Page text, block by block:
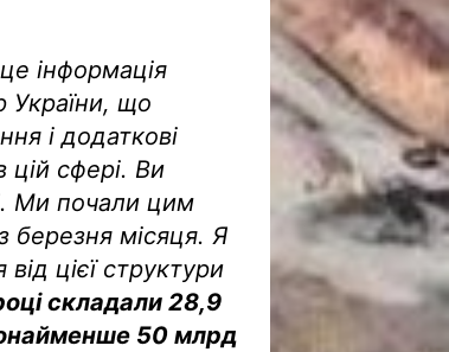
інформація
України, що
і додаткові
сфері. Ви
Ми почали цим
березня місяця. Я
цієї структури
складали 28,9
50 млрд